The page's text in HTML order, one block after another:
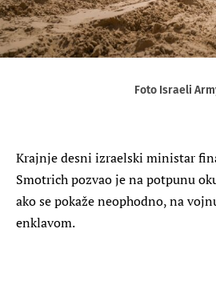
Foto Israeli
Krajnje desni izraelski ministar
Smotrich pozvao je na potpunu
ako se pokaže neophodno, na
enklavom.